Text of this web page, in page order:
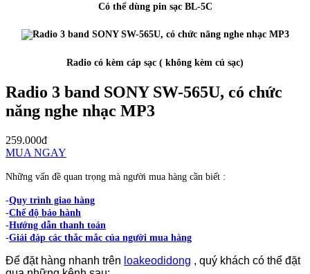
Có thể dùng pin sạc BL-5C
Radio có kèm cáp sạc ( không kèm củ sạc)
Radio 3 band SONY SW-565U, có chức
năng nghe nhạc MP3
259.000đ
MUA NGAY
Những vấn đề quan trọng mà người mua hàng cần biết :
-Quy trình giao hàng
-Chế độ bảo hành
-Hướng dẫn thanh toán
-Giải đáp các thắc mắc của người mua hàng
Để đặt hàng nhanh trên loakeodidong , quý khách có thể đặt